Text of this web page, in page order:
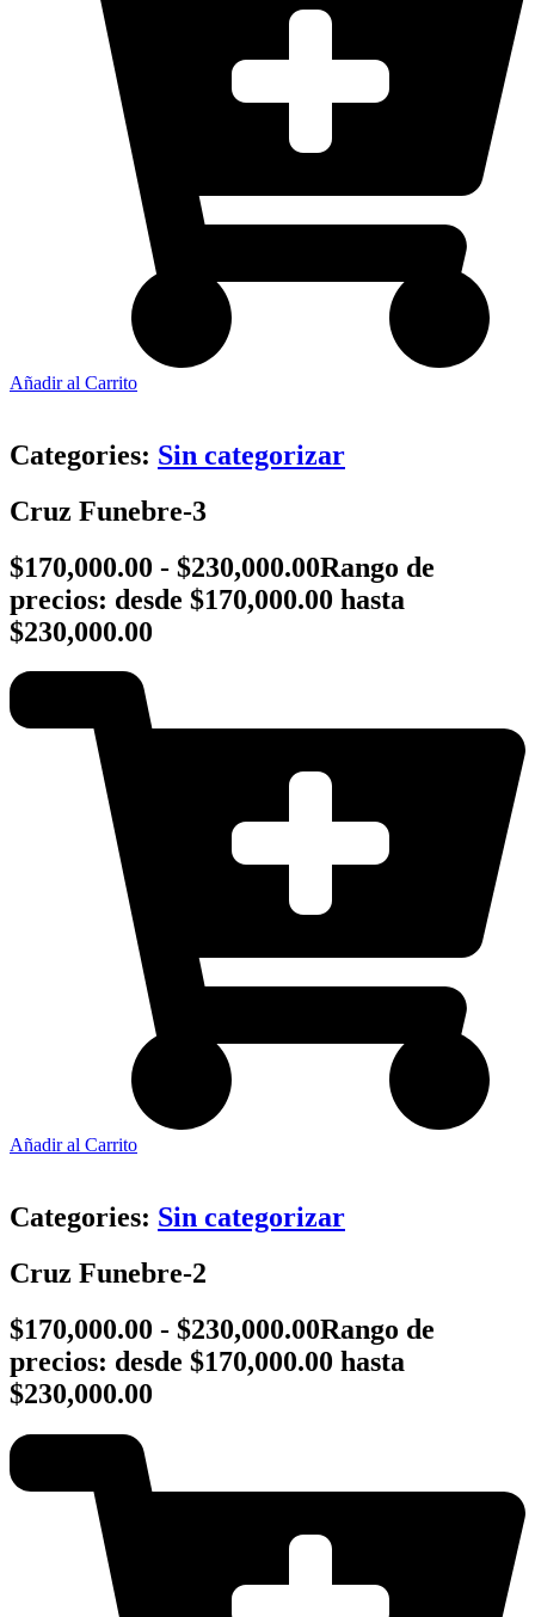
Añadir al Carrito
Categories: Sin categorizar
Cruz Funebre-3
$170,000.00 - $230,000.00Rango de
precios: desde $170,000.00 hasta
$230,000.00
Añadir al Carrito
Categories: Sin categorizar
Cruz Funebre-2
$170,000.00 - $230,000.00Rango de
precios: desde $170,000.00 hasta
$230,000.00